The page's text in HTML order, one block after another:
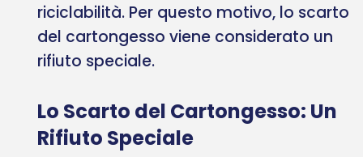
riciclabilità. Per questo motivo, lo scarto
del cartongesso viene considerato un
rifiuto speciale.
Lo Scarto del Cartongesso: Un
Rifiuto Speciale